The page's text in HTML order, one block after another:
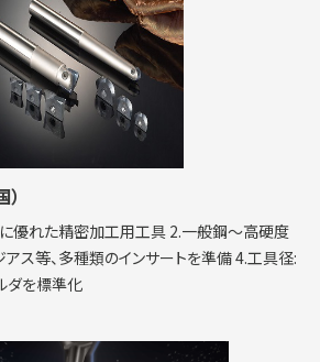
）
に優れた精密加工用工具 2.一般鋼～高硬度
ス等、多種類のインサートを準備 4.工具径:
ダを標準化